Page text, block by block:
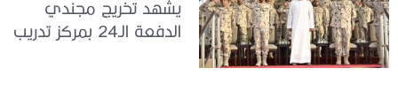
يشهد تخريج مجندي
الدفعة الـ24 بمركز تدريب